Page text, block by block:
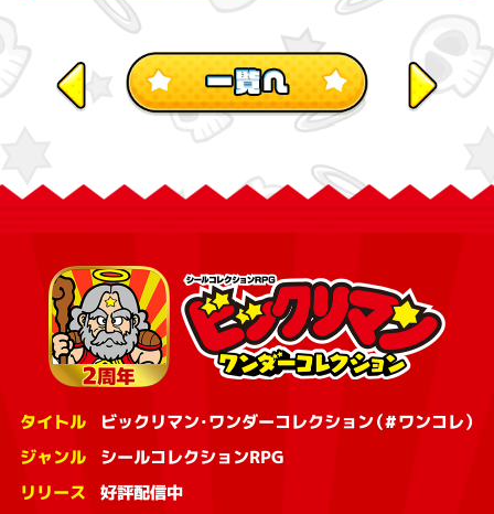
タイトル ビックリマン・ワンダーコレクション（#ワンコレ）
ジャンル シールコレクションRPG
リリース 好評配信中